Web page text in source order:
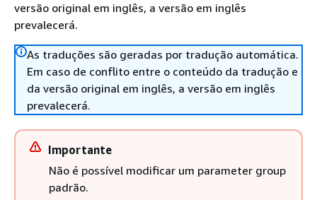
versão original em inglês, a versão em inglês
prevalecerá.
As traduções são geradas por tradução automática.
Em caso de conflito entre o conteúdo da tradução e
da versão original em inglês, a versão em inglês
prevalecerá.
Importante
Não é possível modificar um parameter group
padrão.